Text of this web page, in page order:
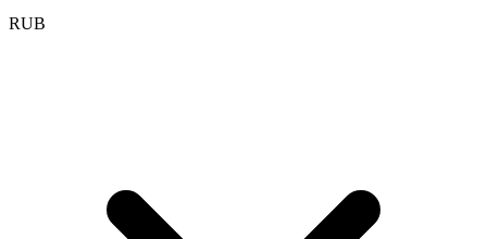
RUB